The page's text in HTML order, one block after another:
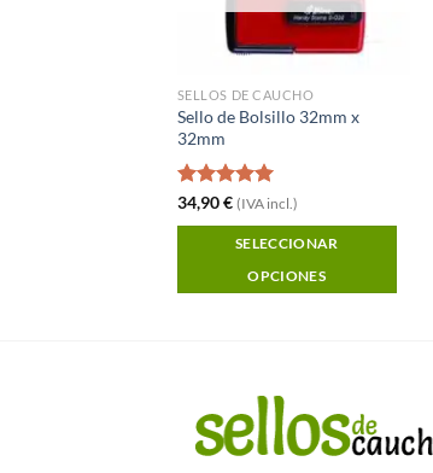
SELLOS DE CAUCHO
Sello de Bolsillo 32mm x
32mm
Valorado
34,90€ (IVA incl.)
SELECCIONAR
OPCIONES